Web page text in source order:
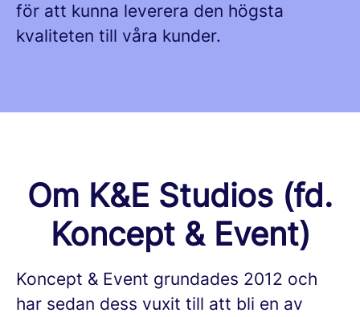
för att kunna leverera den högsta
kvaliteten till våra kunder.
Om K&E Studios (fd.
Koncept & Event)
Koncept & Event grundades 2012 och
har sedan dess vuxit till att bli en av